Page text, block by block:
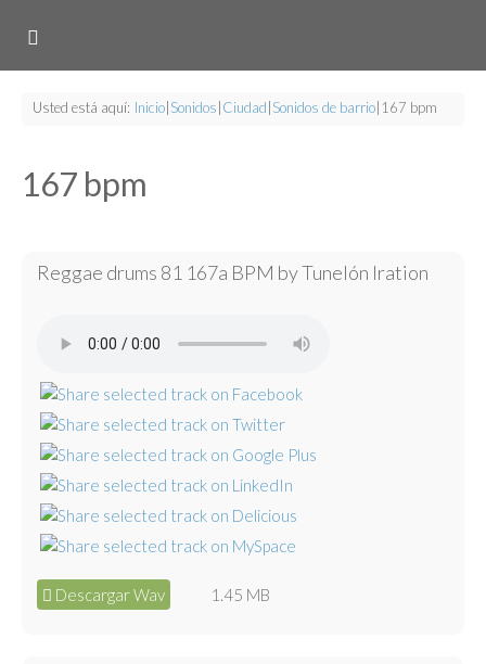
Usted está aquí: Inicio Sonidos Ciudad Sonidos de barrio 167 bpm
167 bpm
Reggae drums 81 167a BPM by Tunelón Iration
Descargar Wav 1.45 MB